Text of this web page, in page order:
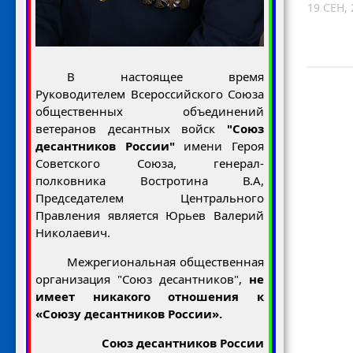
19 СЕН,
В настоящее время
Руководителем Всероссийского Союза
общественных объединений
ветеранов десантных войск "Союз
десантников России" имени Героя
Советского Союза, генерал-
полковника Востротина В.А,
Председателем Центрального
Правления является Юрьев Валерий
Николаевич.
Межрегиональная общественная
организация "Союз десантников", не
имеет никакого отношения к
«Союзу десантников России».
Союз десантников России